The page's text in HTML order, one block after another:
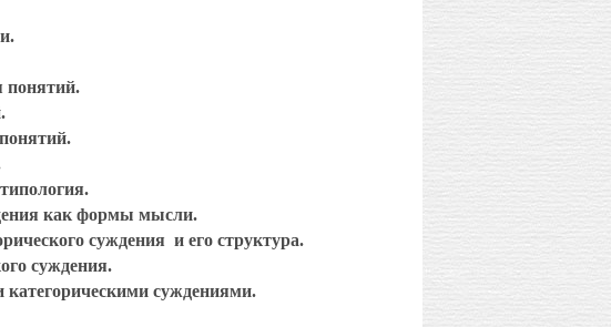
понятий.
как формы мысли.
суждения и его структура.
суждения.
суждениями.